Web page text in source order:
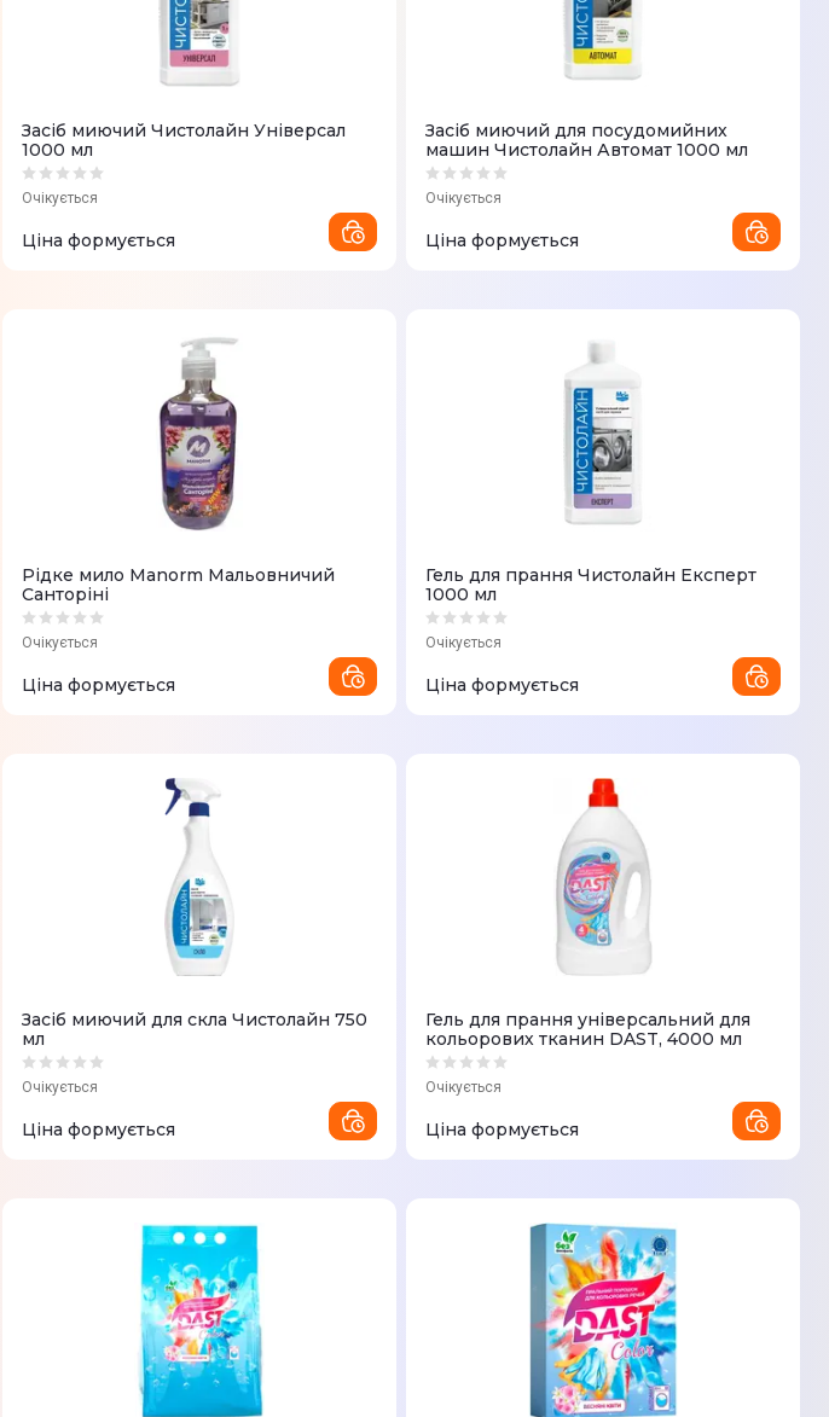
Засіб миючий Чистолайн Універсал
1000 мл
Очікується
Ціна формується
Засіб миючий для посудомийних
машин Чистолайн Автомат 1000 мл
Очікується
Ціна формується
Рідке мило Manorm Мальовничий
Санторіні
Очікується
Ціна формується
Гель для прання Чистолайн Експерт
1000 мл
Очікується
Ціна формується
Засіб миючий для скла Чистолайн 750
мл
Очікується
Ціна формується
Гель для прання універсальний для
кольорових тканин DAST, 4000 мл
Очікується
Ціна формується